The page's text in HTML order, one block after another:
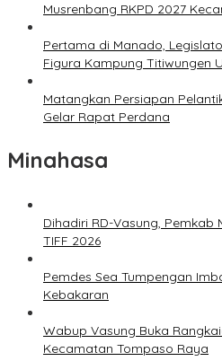
Musrenbang RKPD 2027
Pertama di Manado,
Figura Kampung Titiwungen
Matangkan Persiapan
Gelar Rapat Perdana
Minahasa
Dihadiri RD-Vasung, Pemkab
TIFF 2026
Pemdes Sea Tumpengan
Kebakaran
Wabup Vasung Buka
Kecamatan Tompaso Raya